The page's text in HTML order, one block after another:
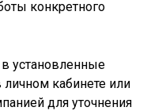
конкретного
установленные
кабинете или
для уточнения